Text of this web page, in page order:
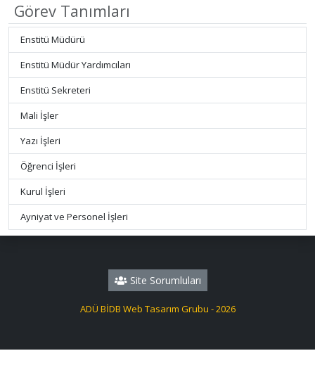
Görev Tanımları
Enstitü Müdürü
Enstitü Müdür Yardımcıları
Enstitü Sekreteri
Mali İşler
Yazı İşleri
Öğrenci İşleri
Kurul İşleri
Ayniyat ve Personel İşleri
Site Sorumluları
ADÜ BİDB Web Tasarım Grubu - 2026